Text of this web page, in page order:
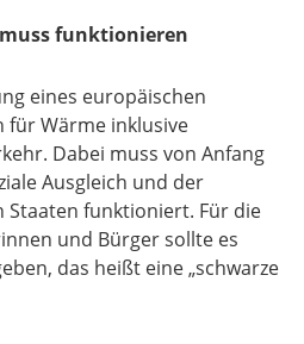
funktionieren
eines europäischen
für Wärme inklusive
Dabei muss von Anfang
Ausgleich und der
Staaten funktioniert. Für die
und Bürger sollte es
das heißt eine „schwarze